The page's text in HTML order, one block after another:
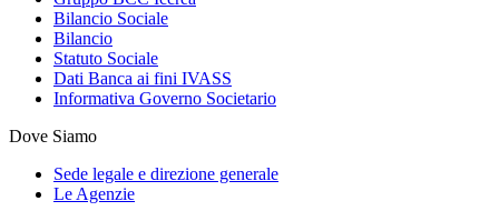
Bilancio Sociale
Bilancio
Statuto Sociale
Dati Banca ai fini IVASS
Informativa Governo Societario
Dove Siamo
Sede legale e direzione generale
Le Agenzie